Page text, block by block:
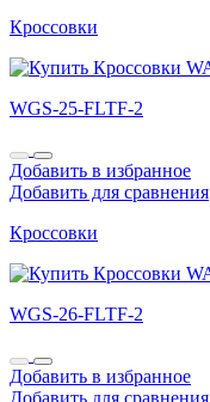
Кроссовки
WGS-25-FLTF-2
Добавить в избранное
Добавить для сравнения
Кроссовки
WGS-26-FLTF-2
Добавить в избранное
Добавить для сравнения